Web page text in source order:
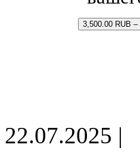
3,500.00 RUB –
22.07.2025 |